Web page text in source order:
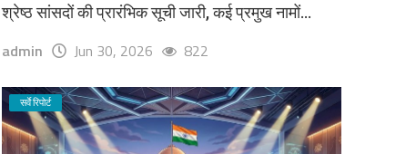
श्रेष्ठ सांसदों की प्रारंभिक सूची जारी, कई प्रमुख नामों...
admin Jun 30, 2026 822
सर्वे रिपोर्ट